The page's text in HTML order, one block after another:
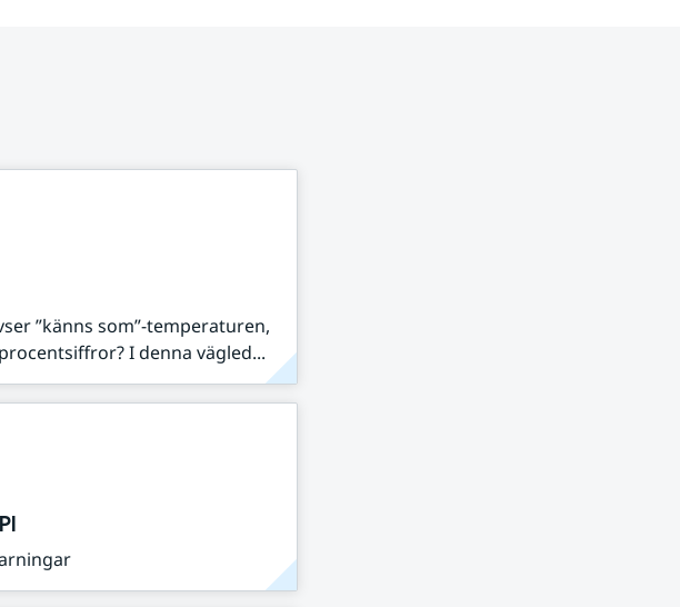
”känns som”-temperaturen,
I denna vägled...